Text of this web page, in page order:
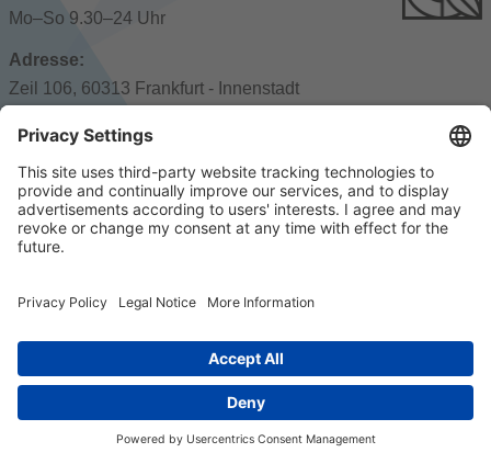
Mo–So 9.30–24 Uhr
Adresse:
Zeil 106, 60313 Frankfurt - Innenstadt
Öffentliche Verkehrsmittel:
© 2023 k/c/e Marketing GmbH –Impressum